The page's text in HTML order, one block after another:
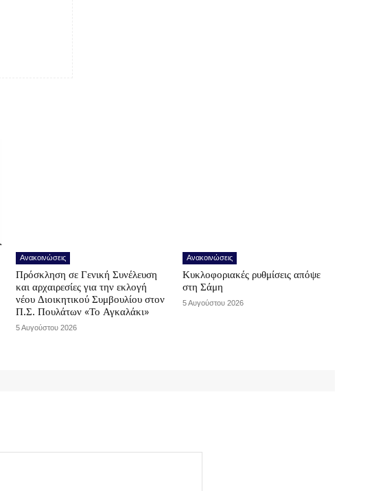
Ανακοινώσεις
Πρόσκληση σε Γενική Συνέλευση
και αρχαιρεσίες για την εκλογή
νέου Διοικητικού Συμβουλίου στον
Π.Σ. Πουλάτων «Το Αγκαλάκι»
5 Αυγούστου 2026
Ανακοινώσεις
Κυκλοφοριακές ρυθμίσεις απόψε
στη Σάμη
5 Αυγούστου 2026